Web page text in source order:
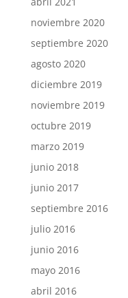
noviembre 2020
septiembre 2020
agosto 2020
diciembre 2019
noviembre 2019
octubre 2019
marzo 2019
junio 2018
junio 2017
septiembre 2016
julio 2016
junio 2016
mayo 2016
abril 2016